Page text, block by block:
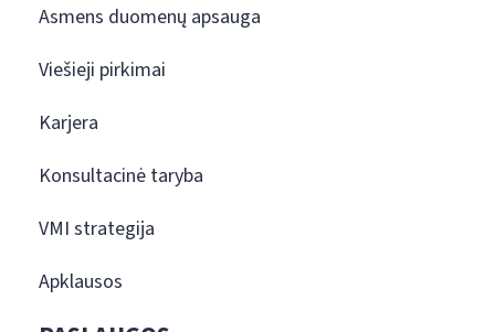
Asmens duomenų apsauga
Viešieji pirkimai
Karjera
Konsultacinė taryba
VMI strategija
Apklausos